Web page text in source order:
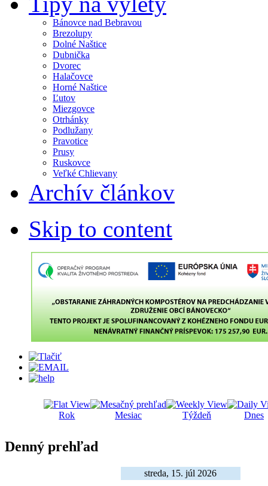
Bánovce nad Bebravou
Brezolupy
Dolné Naštice
Dubnička
Dvorec
Halačovce
Horné Naštice
Ľutov
Miezgovce
Otrhánky
Podlužany
Pravotice
Prusy
Ruskovce
Veľké Chlievany
Archív článkov
Skip to content
Rok Mesiac Týždeň Dnes
Denný prehľad
streda, 15. júl 2026